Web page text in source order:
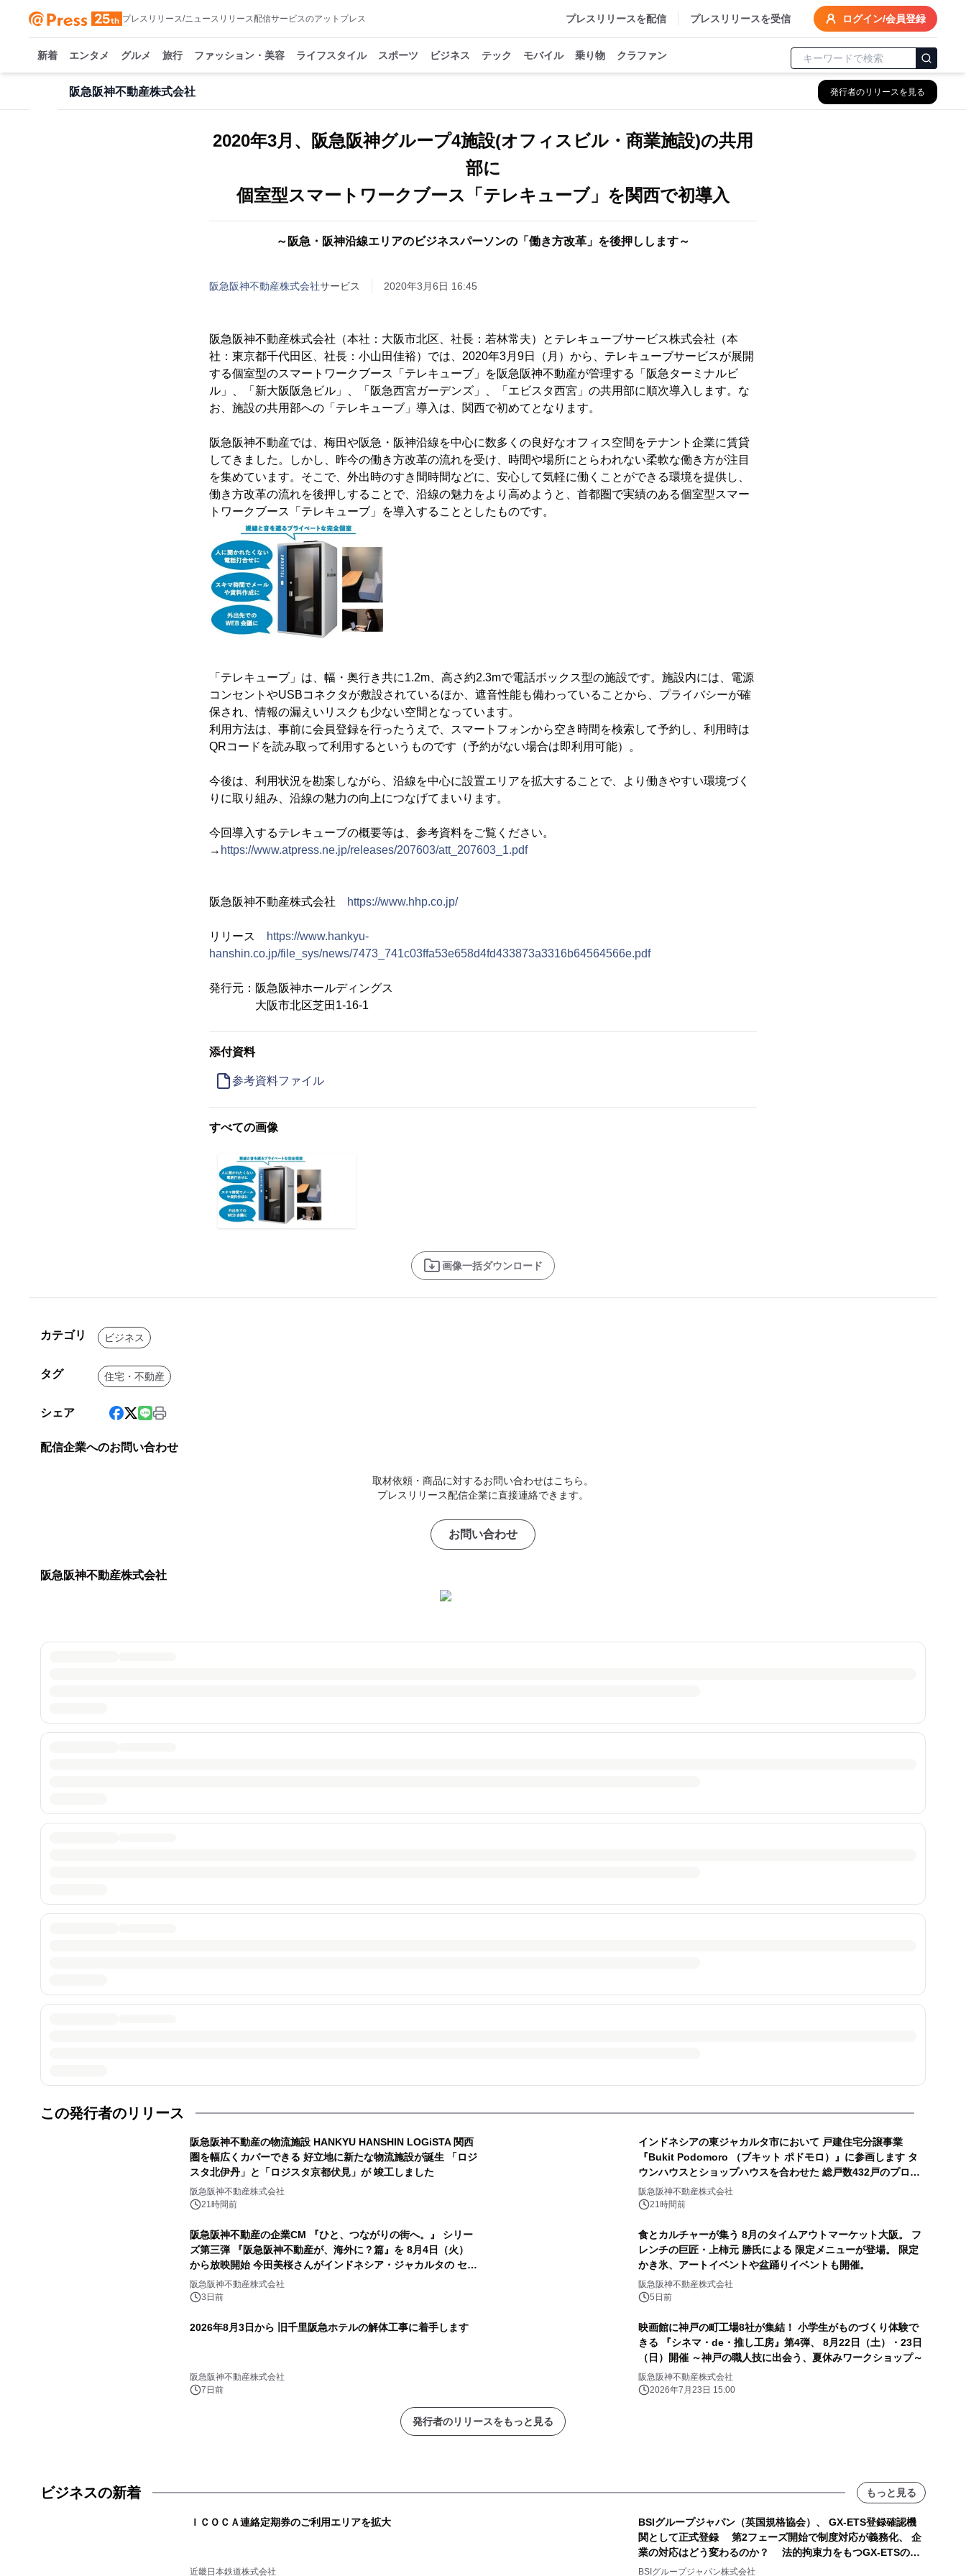
プレスリリース/ニュースリリース配信サービスのアットプレス プレスリリースを配信 プレスリリースを受信 ログイン/会員登録
新着 エンタメ グルメ 旅行 ファッション・美容 ライフスタイル スポーツ ビジネス テック モバイル 乗り物 クラファン
阪急阪神不動産株式会社 発行者のリリースを見る
2020年3月、阪急阪神グループ4施設(オフィスビル・商業施設)の共用
部に
個室型スマートワークブース「テレキューブ」を関西で初導入
～阪急・阪神沿線エリアのビジネスパーソンの「働き方改革」を後押しします～
阪急阪神不動産株式会社サービス 2020年3月6日 16:45
阪急阪神不動産株式会社（本社：大阪市北区、社長：若林常夫）とテレキューブサービス株式会社（本
社：東京都千代田区、社長：小山田佳裕）では、2020年3月9日（月）から、テレキューブサービスが展開
する個室型のスマートワークブース「テレキューブ」を阪急阪神不動産が管理する「阪急ターミナルビ
ル」、「新大阪阪急ビル」、「阪急西宮ガーデンズ」、「エビスタ西宮」の共用部に順次導入します。な
お、施設の共用部への「テレキューブ」導入は、関西で初めてとなります。
阪急阪神不動産では、梅田や阪急・阪神沿線を中心に数多くの良好なオフィス空間をテナント企業に賃貸
してきました。しかし、昨今の働き方改革の流れを受け、時間や場所にとらわれない柔軟な働き方が注目
を集めています。そこで、外出時のすき間時間などに、安心して気軽に働くことができる環境を提供し、
働き方改革の流れを後押しすることで、沿線の魅力をより高めようと、首都圏で実績のある個室型スマー
トワークブース「テレキューブ」を導入することとしたものです。
「テレキューブ」は、幅・奥行き共に1.2m、高さ約2.3mで電話ボックス型の施設です。施設内には、電源
コンセントやUSBコネクタが敷設されているほか、遮音性能も備わっていることから、プライバシーが確
保され、情報の漏えいリスクも少ない空間となっています。
利用方法は、事前に会員登録を行ったうえで、スマートフォンから空き時間を検索して予約し、利用時は
QRコードを読み取って利用するというものです（予約がない場合は即利用可能）。
今後は、利用状況を勘案しながら、沿線を中心に設置エリアを拡大することで、より働きやすい環境づく
りに取り組み、沿線の魅力の向上につなげてまいります。
今回導入するテレキューブの概要等は、参考資料をご覧ください。
→ https://www.atpress.ne.jp/releases/207603/att_207603_1.pdf
阪急阪神不動産株式会社 https://www.hhp.co.jp/
リリース
https://www.hankyu-
hanshin.co.jp/file_sys/news/7473_741c03ffa53e658d4fd433873a3316b64564566e.pdf
発行元：阪急阪神ホールディングス
大阪市北区芝田1-16-1
添付資料
参考資料ファイル
すべての画像
画像一括ダウンロード
カテゴリ ビジネス
タグ 住宅・不動産
シェア
配信企業へのお問い合わせ
取材依頼・商品に対するお問い合わせはこちら。
プレスリリース配信企業に直接連絡できます。
お問い合わせ
阪急阪神不動産株式会社
この発行者のリリース
阪急阪神不動産の物流施設 HANKYU HANSHIN LOGiSTA 関西
圏を幅広くカバーできる 好立地に新たな物流施設が誕生 「ロジ
スタ北伊丹」と「ロジスタ京都伏見」が 竣工しました
阪急阪神不動産株式会社
21時間前
インドネシアの東ジャカルタ市において 戸建住宅分譲事業
『Bukit Podomoro （ブキット ポドモロ）』に参画します タ
ウンハウスとショップハウスを合わせた 総戸数432戸のプロジ
ェクト
阪急阪神不動産株式会社
21時間前
阪急阪神不動産の企業CM 『ひと、つながりの街へ。』 シリー
ズ第三弾 『阪急阪神不動産が、海外に？篇』を 8月4日（火）
から放映開始 今田美桜さんがインドネシア・ジャカルタの セン
トラルパークモールへ！
阪急阪神不動産株式会社
3日前
食とカルチャーが集う 8月のタイムアウトマーケット大阪。 フ
レンチの巨匠・上柿元 勝氏による 限定メニューが登場。 限定
かき氷、アートイベントや盆踊りイベントも開催。
阪急阪神不動産株式会社
5日前
2026年8月3日から 旧千里阪急ホテルの解体工事に着手します
阪急阪神不動産株式会社
7日前
映画館に神戸の町工場8社が集結！ 小学生がものづくり体験で
きる 『シネマ・de・推し工房』第4弾、 8月22日（土）・23日
（日）開催 ～神戸の職人技に出会う、夏休みワークショップ～
阪急阪神不動産株式会社
2026年7月23日 15:00
発行者のリリースをもっと見る
ビジネスの新着 もっと見る
ＩＣＯＣＡ連絡定期券のご利用エリアを拡大
近畿日本鉄道株式会社
BSIグループジャパン（英国規格協会）、 GX-ETS登録確認機
関として正式登録 第2フェーズ開始で制度対応が義務化、 企
業の対応はどう変わるのか？ 法的拘束力をもつGX-ETSの実
務ポイント解説セミナーの アーカイブ動画を公開中
BSIグループジャパン株式会社